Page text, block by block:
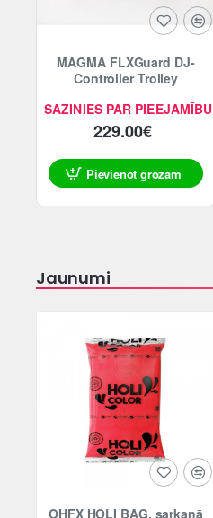
SAZINIES PAR PIEEJAMĪBU
MAGMA FLXGuard DJ-
Controller Trolley
229.00€
Pievienot grozam
Jaunumi
OHFX HOLI BAG, sarkanā